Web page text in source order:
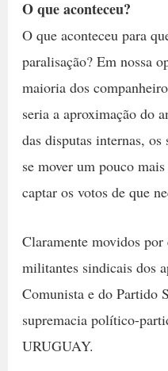
O que aconteceu?
O que aconteceu para
paralisação? Em nossa
maioria dos
seria a aproximação do
das disputas internas,
se mover um pouco
captar os votos de que
Claramente movidos
militantes sindicais dos
Comunista e do Partido
supremacia político-
URUGUAY.